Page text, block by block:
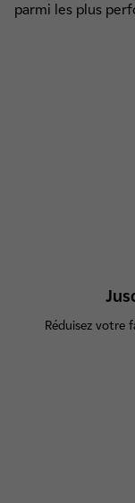
parmi les plus
Réduisez